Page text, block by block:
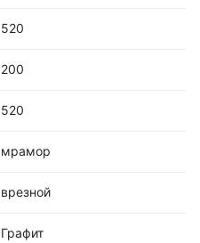
520
200
520
мрамор
врезной
Графит